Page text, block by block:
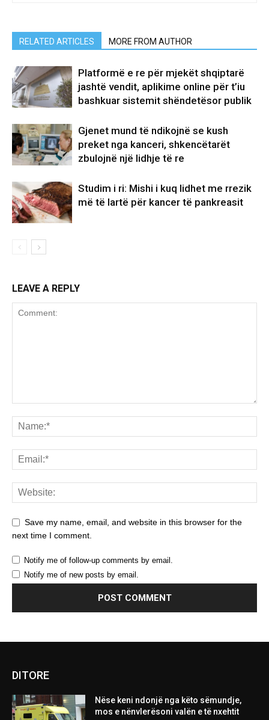
RELATED ARTICLES MORE FROM AUTHOR
Platformë e re për mjekët shqiptarë
jashtë vendit, aplikime online për t’iu
bashkuar sistemit shëndetësor publik
Gjenet mund të ndikojnë se kush
preket nga kanceri, shkencëtarët
zbulojnë një lidhje të re
Studim i ri: Mishi i kuq lidhet me rrezik
më të lartë për kancer të pankreasit
LEAVE A REPLY
Save my name, email, and website in this browser for the
next time I comment.
Notify me of follow-up comments by email.
Notify me of new posts by email.
DITORE
Nëse keni ndonjë nga këto sëmundje,
mos e nënvlerësoni valën e të nxehtit